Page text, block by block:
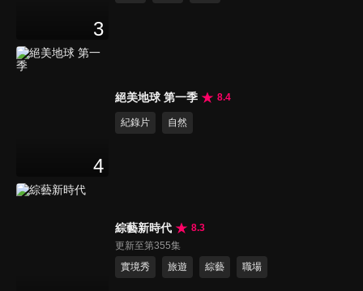
3
4
絕美地球 第一季 8.4
紀錄片 自然
綜藝新時代
8.3
更新至第355集
實境秀
旅遊 綜藝 職場